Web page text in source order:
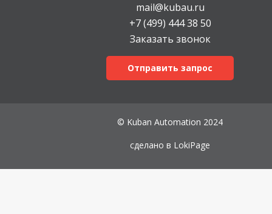
mail@kubau.ru
+7 (499) 444 38 50
Заказать звонок
Отправить запрос
© Kuban Automation 2024
сделано в LokiPage